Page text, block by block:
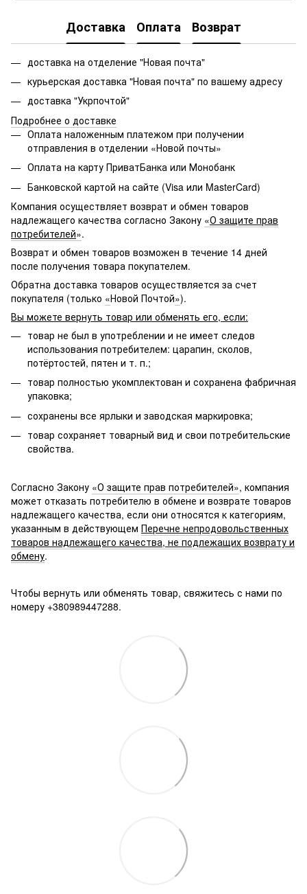
Доставка Оплата Возврат
доставка на отделение "Новая почта"
курьерская доставка "Новая почта" по вашему адресу
доставка "Укрпочтой"
Подробнее о доставке
Оплата наложенным платежом при получении
отправления в отделении «Новой почты»
Оплата на карту ПриватБанка или Монобанк
Банковской картой на сайте (Visa или MasterCard)
Компания осуществляет возврат и обмен товаров
надлежащего качества согласно Закону «О защите прав
потребителей».
Возврат и обмен товаров возможен в течение 14 дней
после получения товара покупателем.
Обратна доставка товаров осуществляется за счет
покупателя (только «Новой Почтой»).
Вы можете вернуть товар или обменять его, если:
товар не был в употреблении и не имеет следов
использования потребителем: царапин, сколов,
потёртостей, пятен и т. п.;
товар полностью укомплектован и сохранена фабричная
упаковка;
сохранены все ярлыки и заводская маркировка;
товар сохраняет товарный вид и свои потребительские
свойства.
Согласно Закону «О защите прав потребителей», компания
может отказать потребителю в обмене и возврате товаров
надлежащего качества, если они относятся к категориям,
указанным в действующем Перечне непродовольственных
товаров надлежащего качества, не подлежащих возврату и
обмену.
Чтобы вернуть или обменять товар, свяжитесь с нами по
номеру +380989447288.